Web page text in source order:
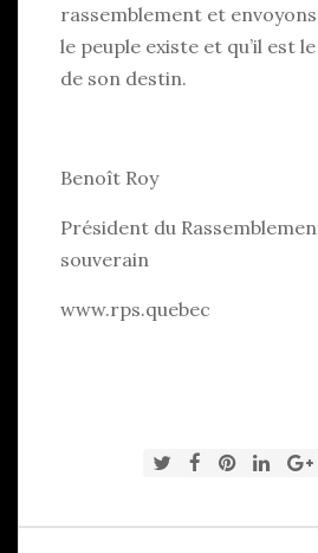
rassemblement et
le peuple existe et qu’il est
de son destin.
Benoît Roy
Président du
souverain
www.rps.quebec